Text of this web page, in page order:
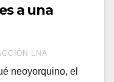
a una
LNA
neoyorquino, el